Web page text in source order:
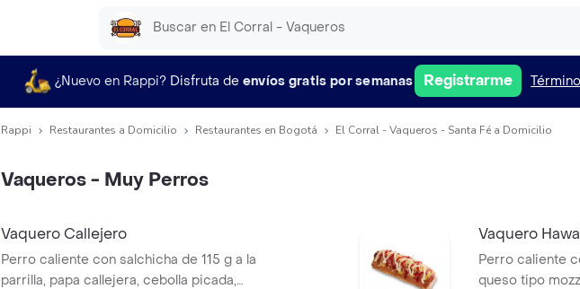
¿Nuevo en Rappi? Disfruta de envíos gratis por semanas Registrarme
Rappi Restaurantes a Domicilio Restaurantes en Bogotá El Corral - Vaqueros - Santa Fé a Domicilio
Vaqueros - Muy Perros
Vaquero Callejero
Perro caliente con salchicha de 115 g a la
parrilla, papa callejera, cebolla picada,
Vaquero
Perro caliente
queso tipo